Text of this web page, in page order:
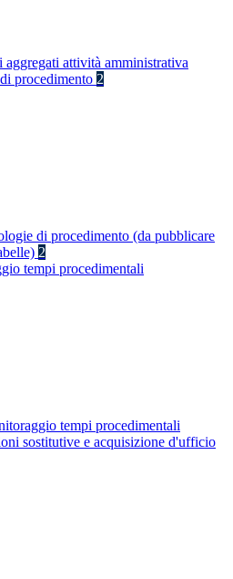
aggregati attività amministrativa
procedimento 2
di procedimento (da pubblicare
2
tempi procedimentali
tempi procedimentali
sostitutive e acquisizione d'ufficio